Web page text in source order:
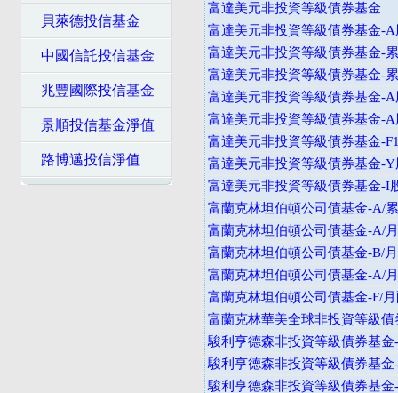
貝萊德投信基金
中國信託投信基金
兆豐國際投信基金
景順投信基金淨值
路博邁投信淨值
富達美元非投資等級債券基金
富達美元非投資等級債券基金-
富達美元非投資等級債券基金-
富達美元非投資等級債券基金-
富達美元非投資等級債券基金-
富達美元非投資等級債券基金-
富達美元非投資等級債券基金-
富達美元非投資等級債券基金-
富達美元非投資等級債券基金-I
富蘭克林坦伯頓公司債基金-A/
富蘭克林坦伯頓公司債基金-A/
富蘭克林坦伯頓公司債基金-B/
富蘭克林坦伯頓公司債基金-A/
富蘭克林坦伯頓公司債基金-F/
富蘭克林華美全球非投資等級
駿利亨德森非投資等級債券基
駿利亨德森非投資等級債券基
駿利亨德森非投資等級債券基